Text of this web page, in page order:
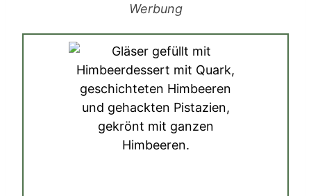
Werbung